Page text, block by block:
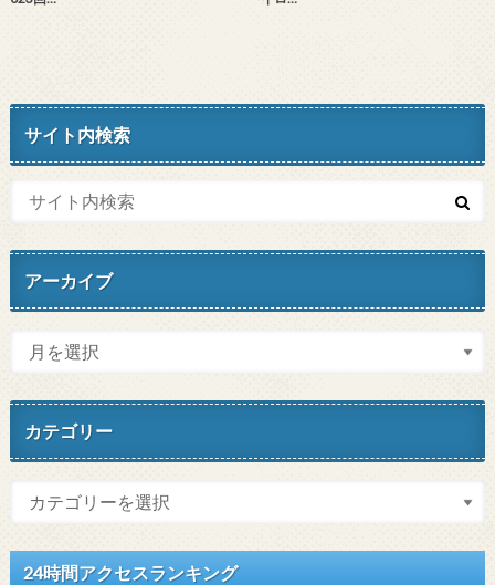
サイト内検索
アーカイブ
カテゴリー
24時間アクセスランキング